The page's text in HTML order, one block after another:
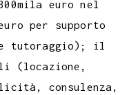
euro nel
per supporto
e tutoraggio); il
(locazione,
consulenza,